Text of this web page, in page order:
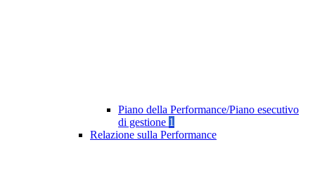
Piano della Performance/Piano esecutivo
di gestione 1
Relazione sulla Performance